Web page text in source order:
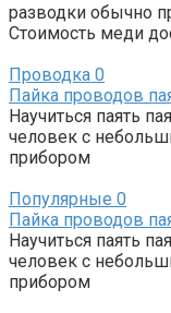
разводки обычно
Стоимость меди
Проводка 0
Пайка проводов
Научиться паять
человек с
прибором
Популярные 0
Пайка проводов
Научиться паять
человек с
прибором